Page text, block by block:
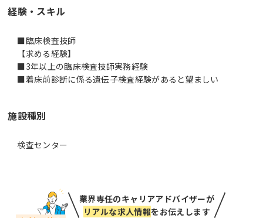
経験・スキル
■臨床検査技師
【求める経験】
■3年以上の臨床検査技師実務経験
施設種別
検査センター
業界専任のキャリアアドバイザーが
リアルな求人情報をお伝えします